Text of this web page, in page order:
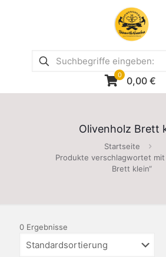
0 0,00 €
Olivenholz Brett
Startseite
Produkte verschlagwortet mit
Brett klein“
0 Ergebnisse